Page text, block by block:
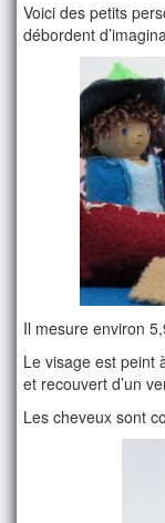
Voici des petits
débordent
Il mesure environ
Le visage est peint
et recouvert d’un
Les cheveux sont